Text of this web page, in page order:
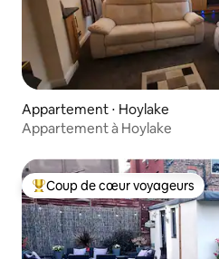
Appartement ⋅ Hoylake
Appartement à Hoylake
Coups de cœur voyageurs les
Coup de cœur voyageurs